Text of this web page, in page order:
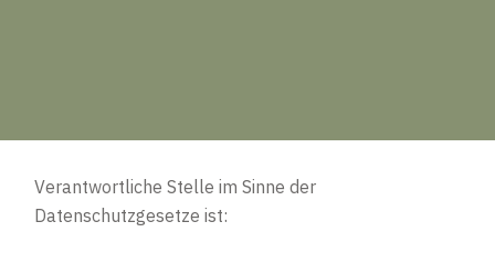
Verantwortliche Stelle im Sinne der
Datenschutzgesetze ist: